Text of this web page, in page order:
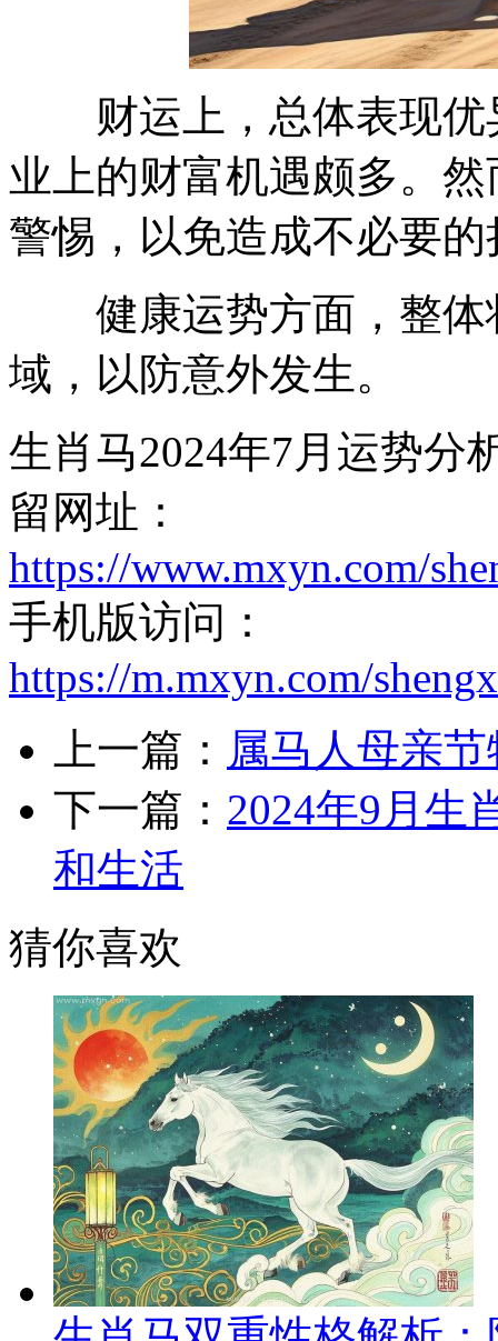
财运上，总体表现优
业上的财富机遇颇多。
警惕，以免造成不必要的
健康运势方面，整体
域，以防意外发生。
生肖马2024年7月运势分
留网址：
https://www.mxyn.com/
手机版访问：
https://m.mxyn.com/
上一篇： 属马人母亲
下一篇： 2024年9月生
和生活
猜你喜欢